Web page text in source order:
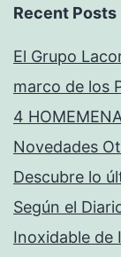
Recent Posts
El Grupo
marco de los
4
Novedades
Descubre lo
Según el
Inoxidable de